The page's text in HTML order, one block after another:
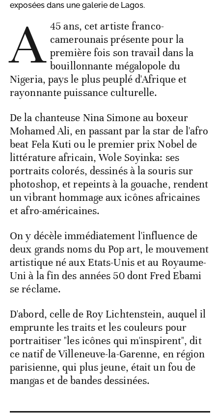
exposées dans une galerie de Lagos.
A 45 ans, cet artiste franco-
camerounais présente pour la
première fois son travail dans la
bouillonnante mégalopole du
Nigeria, pays le plus peuplé d'Afrique et
rayonnante puissance culturelle.
De la chanteuse Nina Simone au boxeur
Mohamed Ali, en passant par la star de l'afro
beat Fela Kuti ou le premier prix Nobel de
littérature africain, Wole Soyinka: ses
portraits colorés, dessinés à la souris sur
photoshop, et repeints à la gouache, rendent
un vibrant hommage aux icônes africaines
et afro-américaines.
On y décèle immédiatement l'influence de
deux grands noms du Pop art, le mouvement
artistique né aux Etats-Unis et au Royaume-
Uni à la fin des années 50 dont Fred Ebami
se réclame.
D'abord, celle de Roy Lichtenstein, auquel il
emprunte les traits et les couleurs pour
portraitiser "les icônes qui m'inspirent", dit
ce natif de Villeneuve-la-Garenne, en région
parisienne, qui plus jeune, était un fou de
mangas et de bandes dessinées.